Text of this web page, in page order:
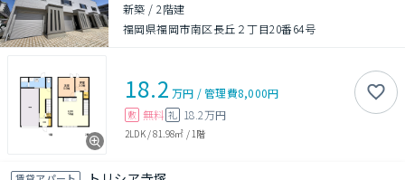
新築 /2階建
福岡県福岡市南区長丘２丁目20番64号
18.2 万円 /管理費8,000円
敷 無料 礼 18.2万円
2LDK/81.98㎡ / 1階